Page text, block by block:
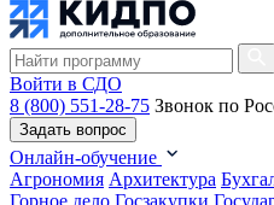
Войти в СДО
8 (800) 551-28-75 Звонок по
Задать вопрос
Онлайн-обучение
Агрономия Архитектура
Горное дело Госзакупки